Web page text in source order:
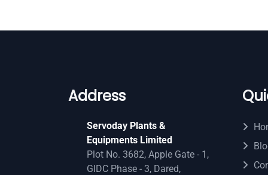
Address
Servoday Plants &
Equipments Limited
Plot No. 3682, Apple Gate - 1,
GIDC Phase - 3, Dared,